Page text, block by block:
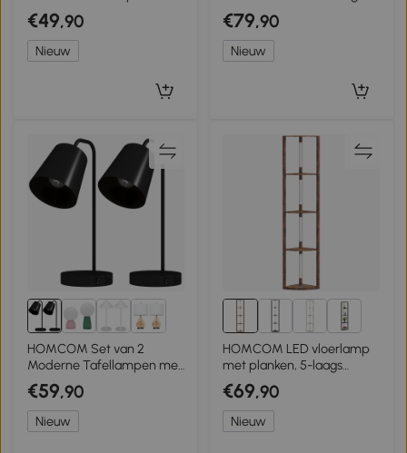
voetschakelaar,
afstandsbediening, metaal,
goud
€49,90
Nieuw
Hoogte Verstelbaar,
Stoffen Kap, Metalen
Standaard, Aanpasbare
Helderheid,
€79,90
Nieuw
HOMCOM Set van 2
Moderne Tafellampen met
USB-A- & USB-C-poort –
Voor Slaapkamer,
Woonkamer & Kantoor,
Zwart
€59,90
Nieuw
1+
HOMCOM LED vloerlamp
met planken, 5-laags
dimbaar, moderne
vloerlamp met 3
helderheidsstanden en
voetschakelaar, rustiek
€69,90
Nieuw